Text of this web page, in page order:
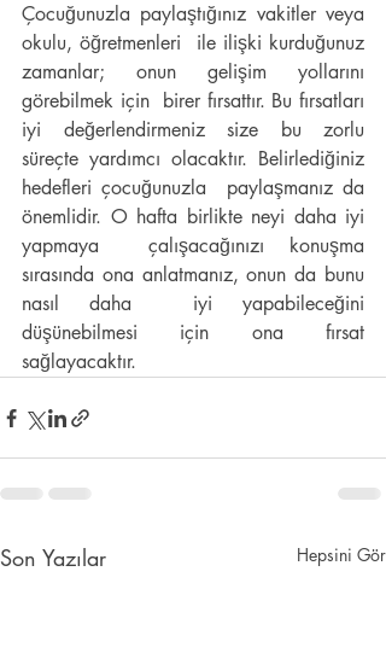
Çocuğunuzla paylaştığınız vakitler veya
okulu, öğretmenleri  ile ilişki kurduğunuz
zamanlar; onun gelişim yollarını
görebilmek için  birer fırsattır. Bu fırsatları
iyi değerlendirmeniz size bu zorlu
süreçte yardımcı olacaktır. Belirlediğiniz
hedefleri çocuğunuzla  paylaşmanız da
önemlidir. O hafta birlikte neyi daha iyi
yapmaya  çalışacağınızı konuşma
sırasında ona anlatmanız, onun da bunu
nasıl daha  iyi yapabileceğini
düşünebilmesi için ona fırsat
sağlayacaktır.
Son Yazılar Hepsini Gör